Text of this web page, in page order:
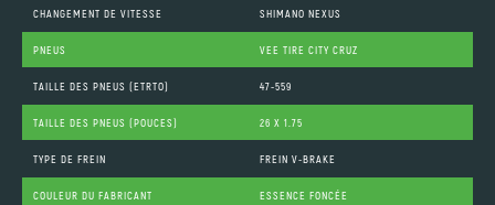
CHANGEMENT DE VITESSE SHIMANO NEXUS
PNEUS VEE TIRE CITY CRUZ
TAILLE DES PNEUS (ETRTO) 47-559
TAILLE DES PNEUS (POUCES) 26 X 1.75
TYPE DE FREIN FREIN V-BRAKE
COULEUR DU FABRICANT ESSENCE FONCÉE